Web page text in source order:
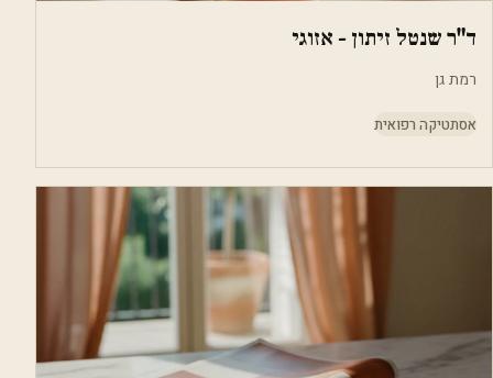
ד"ר שנטל זיתון - אזוגי
רמת גן
אסתטיקה רפואית